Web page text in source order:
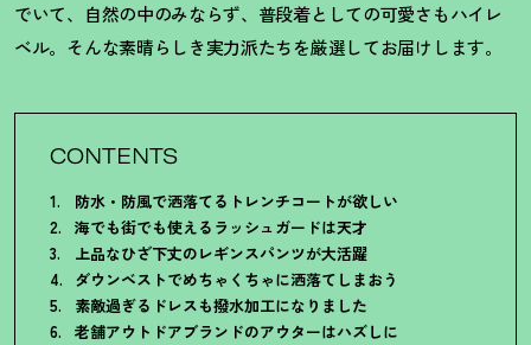
でいて、自然の中のみならず、普段着としての可愛さもハイレ
ベル。そんな素晴らしき実力派たちを厳選してお届けします。
CONTENTS
防水・防風で洒落てるトレンチコートが欲しい
海でも街でも使えるラッシュガードは天才
上品なひざ下丈のレギンスパンツが大活躍
ダウンベストでめちゃくちゃに洒落てしまおう
素敵過ぎるドレスも撥水加工になりました
老舗アウトドアブランドのアウターはハズしに